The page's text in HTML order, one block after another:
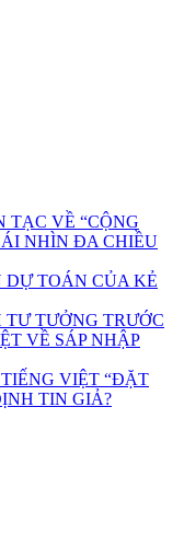
VỀ “CỘNG
NHÌN ĐA CHIỀU
TOÁN CỦA KẺ
TƯỞNG TRƯỚC
VỀ SÁP NHẬP
VIỆT “ĐẶT
TIN GIẢ?